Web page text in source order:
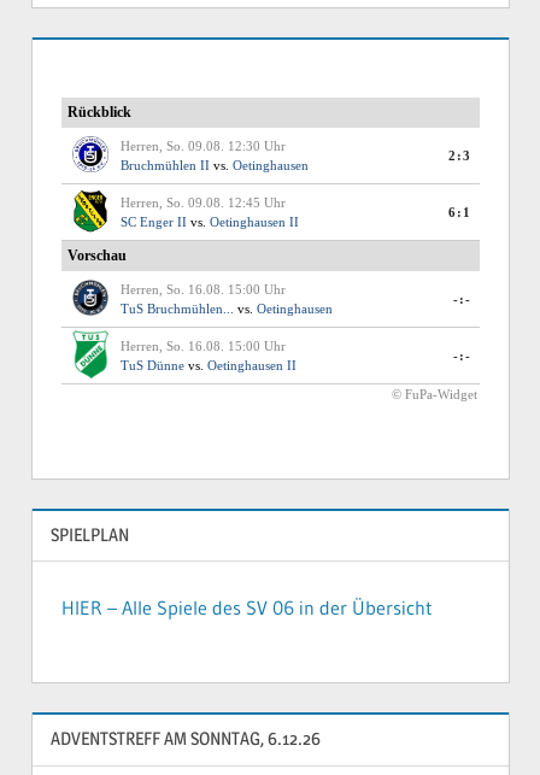
SPIELPLAN
HIER – Alle Spiele des SV 06 in der Übersicht
ADVENTSTREFF AM SONNTAG, 6.12.26